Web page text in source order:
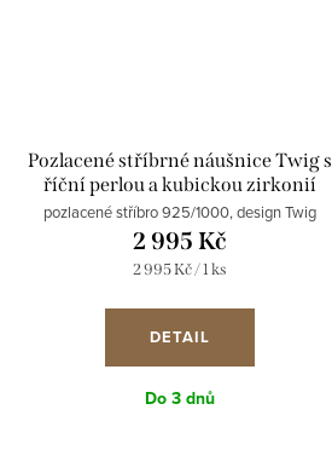
Pozlacené stříbrné náušnice Twig s
říční perlou a kubickou zirkonií
Preciosa 5389Y01
pozlacené stříbro 925/1000, design Twig
2 995 Kč
Měrná
2 995 Kč / 1 ks
DETAIL
Do 3 dnů